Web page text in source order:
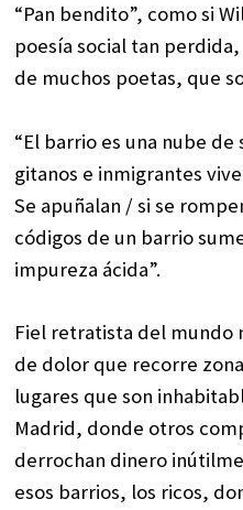
“Pan bendito”, como si
poesía social tan
de muchos poetas, que
“El barrio es una nube de
gitanos e inmigrantes
Se apuñalan / si se
códigos de un barrio
impureza ácida”.
Fiel retratista del mundo
de dolor que recorre
lugares que son
Madrid, donde otros
derrochan dinero
esos barrios, los ricos,